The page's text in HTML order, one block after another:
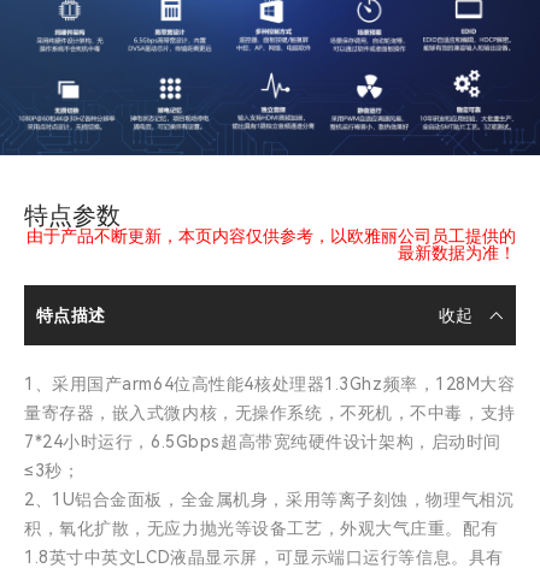
特点参数
由于产品不断更新，本页内容仅供参考，以欧雅丽公司员工提供的
最新数据为准！
特点描述
1、采用国产arm64位高性能4核处理器1.3Ghz频率，128M大容
量寄存器，嵌入式微内核，无操作系统，不死机，不中毒，支持
7*24小时运行，6.5Gbps超高带宽纯硬件设计架构，启动时间
≤3秒；
2、1U铝合金面板，全金属机身，采用等离子刻蚀，物理气相沉
积，氧化扩散，无应力抛光等设备工艺，外观大气庄重。配有
1.8英寸中英文LCD液晶显示屏，可显示端口运行等信息。具有